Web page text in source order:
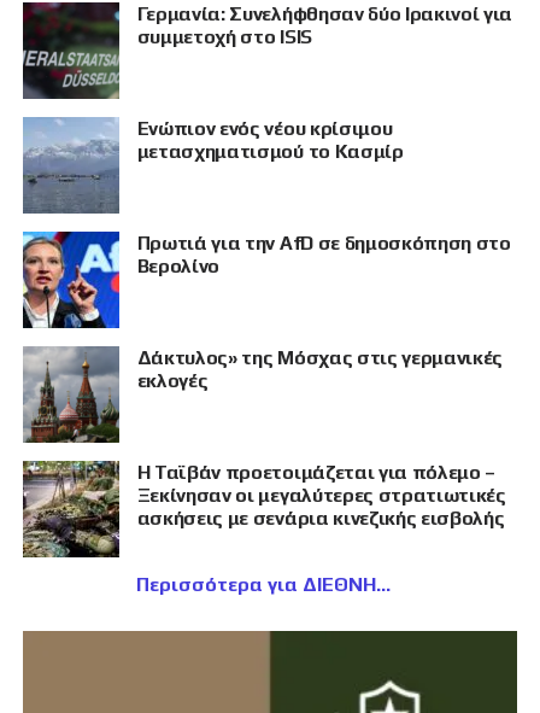
Γερμανία: Συνελήφθησαν δύο Ιρακινοί για
συμμετοχή στο ISIS
Eνώπιον ενός νέου κρίσιμου
μετασχηματισμού το Κασμίρ
Πρωτιά για την AfD σε δημοσκόπηση στο
Βερολίνο
Δάκτυλος» της Μόσχας στις γερμανικές
εκλογές
Η Ταϊβάν προετοιμάζεται για πόλεμο –
Ξεκίνησαν οι μεγαλύτερες στρατιωτικές
ασκήσεις με σενάρια κινεζικής εισβολής
Περισσότερα για ΔΙΕΘΝΗ